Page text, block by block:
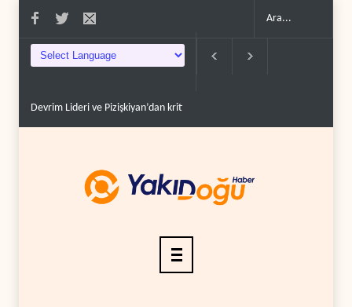
Yemen’den Suudi destekli güçlere büyük operasyon..